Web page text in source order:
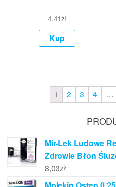
4,41zł
Kup
1 2 3 4 …
Mir-Lek Ludowe
Zdrowie Błon
8,03zł
Molekin Osteo